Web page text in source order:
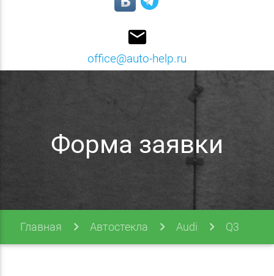
email
office@auto-help.ru
Форма заявки
Главная Автостекла Audi Q3